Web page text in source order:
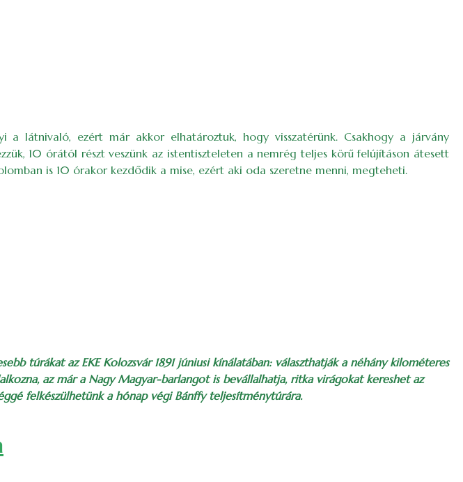
látnivaló, ezért már akkor elhatároztuk, hogy visszatérünk. Csakhogy a járvány
10 órától részt veszünk az istentiszteleten a nemrég teljes körű felújításon átesett
is 10 órakor kezdődik a mise, ezért aki oda szeretne menni, megteheti.
túrákat az EKE Kolozsvár 1891 júniusi kínálatában: választhatják a néhány kilométeres
az már a Nagy Magyar-barlangot is bevállalhatja, ritka virágokat kereshet az
felkészülhetünk a hónap végi Bánffy teljesítménytúrára.